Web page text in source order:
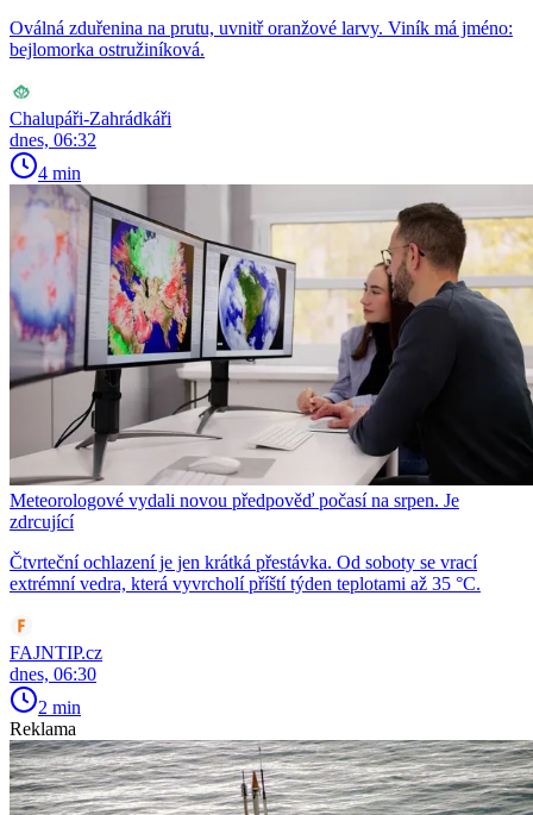
Oválná zduřenina na prutu, uvnitř oranžové larvy. Viník má jméno:
bejlomorka ostružiníková.
Chalupáři-Zahrádkáři
dnes, 06:32
4 min
Meteorologové vydali novou předpověď počasí na srpen. Je
zdrcující
Čtvrteční ochlazení je jen krátká přestávka. Od soboty se vrací
extrémní vedra, která vyvrcholí příští týden teplotami až 35 °C.
FAJNTIP.cz
dnes, 06:30
2 min
Reklama